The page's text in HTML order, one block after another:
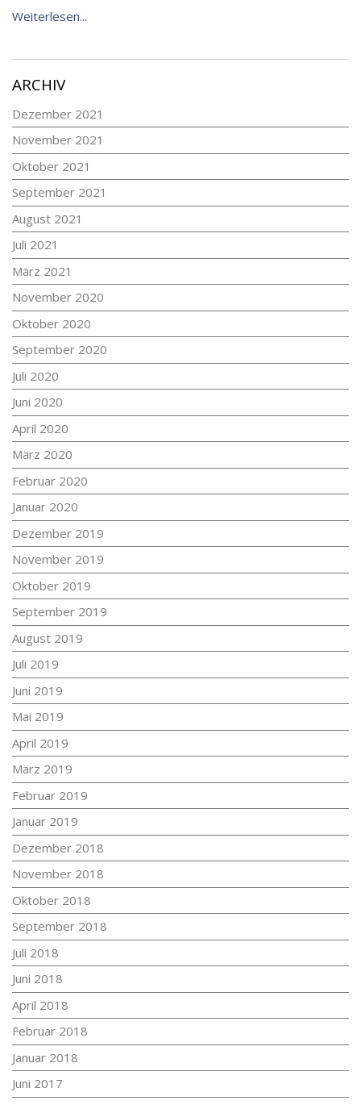
Weiterlesen...
ARCHIV
Dezember 2021
November 2021
Oktober 2021
September 2021
August 2021
Juli 2021
März 2021
November 2020
Oktober 2020
September 2020
Juli 2020
Juni 2020
April 2020
März 2020
Februar 2020
Januar 2020
Dezember 2019
November 2019
Oktober 2019
September 2019
August 2019
Juli 2019
Juni 2019
Mai 2019
April 2019
März 2019
Februar 2019
Januar 2019
Dezember 2018
November 2018
Oktober 2018
September 2018
Juli 2018
Juni 2018
April 2018
Februar 2018
Januar 2018
Juni 2017